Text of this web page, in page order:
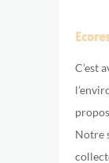
C’est
Notre